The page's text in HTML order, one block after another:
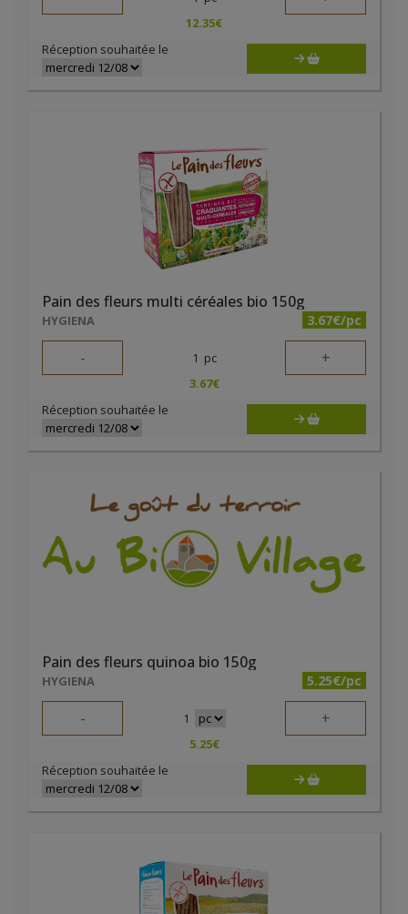
12.35€
Réception souhaitée le
Pain des fleurs multi céréales bio 150g
HYGIENA 3.67€/pc
- 1 pc +
3.67€
Réception souhaitée le
Pain des fleurs quinoa bio 150g
HYGIENA 5.25€/pc
- 1 +
5.25€
Réception souhaitée le